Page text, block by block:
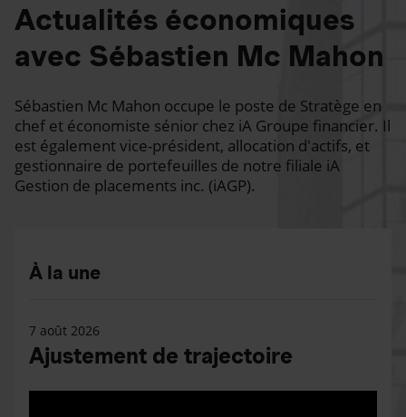
Actualités économiques
avec Sébastien Mc Mahon
Sébastien Mc Mahon occupe le poste de Stratège en
chef et économiste sénior chez iA Groupe financier. Il
est également vice-président, allocation d'actifs, et
gestionnaire de portefeuilles de notre filiale iA
Gestion de placements inc. (iAGP).
À la une
7 août 2026
Ajustement de trajectoire